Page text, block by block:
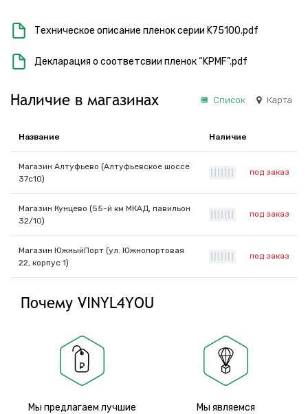
Техническое описание пленок серии K75100.pdf
Декларация о соответсвии пленок “KPMF”.pdf
Наличие в магазинах Список Карта
Название Наличие
Магазин Алтуфьево (Алтуфьевское шоссе
37с10)
под заказ
Магазин Кунцево (55-й км МКАД, павильон
32/10)
под заказ
Магазин ЮжныйПорт (ул. Южнопортовая
22, корпус 1)
под заказ
Почему VINYL4YOU
Мы предлагаем лучшие
Мы являемся